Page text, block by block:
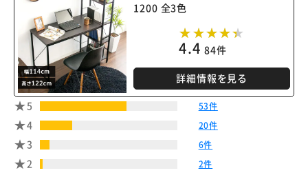
1200 全3色
4.4 84件
詳細情報を見る
5 53件
4 20件
3 6件
2 2件